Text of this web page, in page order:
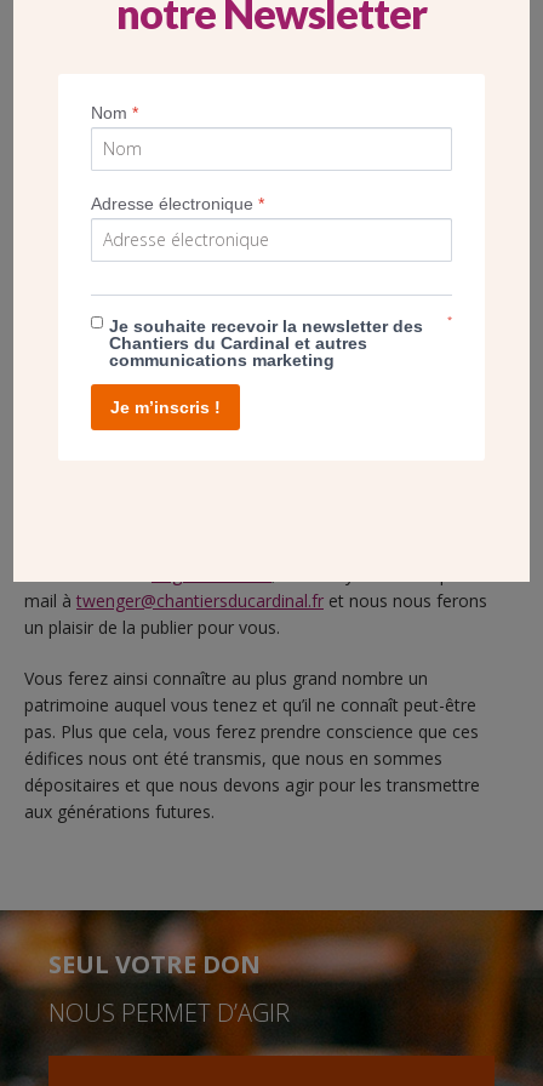
crieront ! »
PARTAGEZ VOTRE ÉGLISE DE CŒUR
mail à twenger@chantiersducardinal.fr et nous nous ferons
un plaisir de la publier pour vous.
Vous ferez ainsi connaître au plus grand nombre un
patrimoine auquel vous tenez et qu’il ne connaît peut-être
pas. Plus que cela, vous ferez prendre conscience que ces
édifices nous ont été transmis, que nous en sommes
dépositaires et que nous devons agir pour les transmettre
aux générations futures.
SEUL VOTRE DON
NOUS PERMET D’AGIR
notre Newsletter
Nom*
Adresse électronique*
Je souhaite recevoir la newsletter des
Chantiers du Cardinal et autres
communications marketing
*
Je m’inscris !